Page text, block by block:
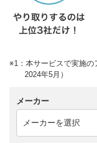
※1：本サービスで実施の
2024年5月）
メーカー